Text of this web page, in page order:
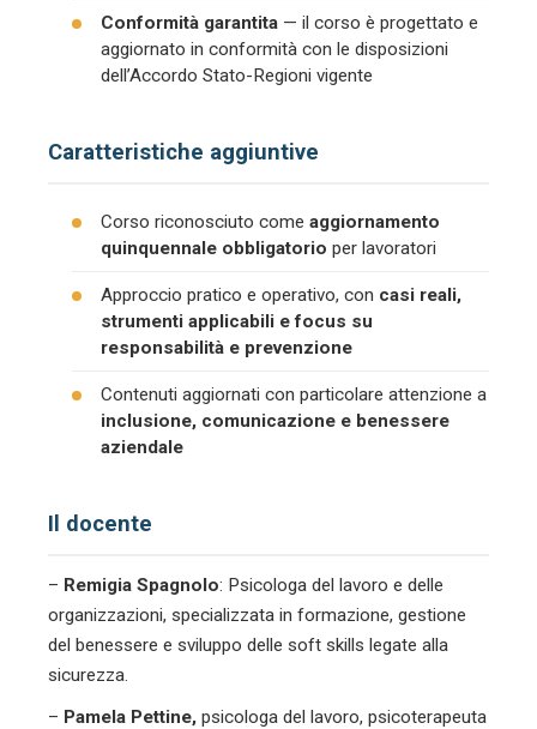
Conformità garantita — il corso è progettato e
aggiornato in conformità con le disposizioni
dell’Accordo Stato-Regioni vigente
Caratteristiche aggiuntive
Corso riconosciuto come aggiornamento
quinquennale obbligatorio per lavoratori
Approccio pratico e operativo, con casi reali,
strumenti applicabili e focus su
responsabilità e prevenzione
Contenuti aggiornati con particolare attenzione a
inclusione, comunicazione e benessere
aziendale
Il docente
– Remigia Spagnolo: Psicologa del lavoro e delle
organizzazioni, specializzata in formazione, gestione
del benessere e sviluppo delle soft skills legate alla
sicurezza.
– Pamela Pettine, psicologa del lavoro, psicoterapeuta